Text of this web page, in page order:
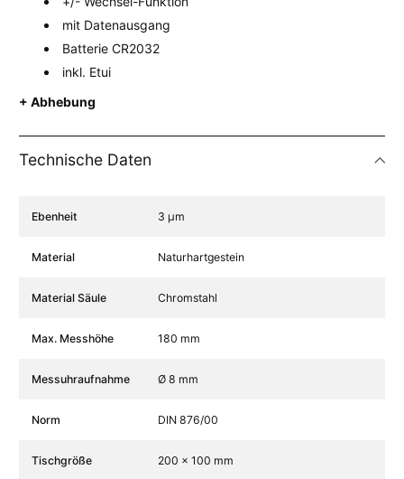
mit Datenausgang
Batterie CR2032
inkl. Etui
+ Abhebung
Technische Daten
Spezifikation Name Spezifikation Wert
Ebenheit 3 µm
Material Naturhartgestein
Material Säule Chromstahl
Max. Messhöhe 180 mm
Messuhraufnahme Ø 8 mm
Norm DIN 876/00
Tischgröße 200 x 100 mm